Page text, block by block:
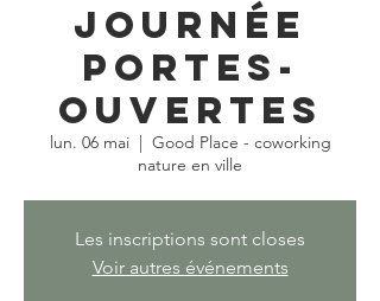
Journée
portes-
ouvertes
lun. 06 mai
  |
Good Place - coworking
nature en ville
Les inscriptions sont closes
Voir autres événements